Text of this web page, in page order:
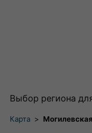
Выбор региона
Карта >